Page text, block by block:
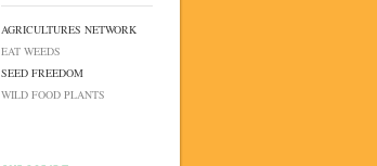
AGRICULTURES NETWORK
EAT WEEDS
SEED FREEDOM
WILD FOOD PLANTS